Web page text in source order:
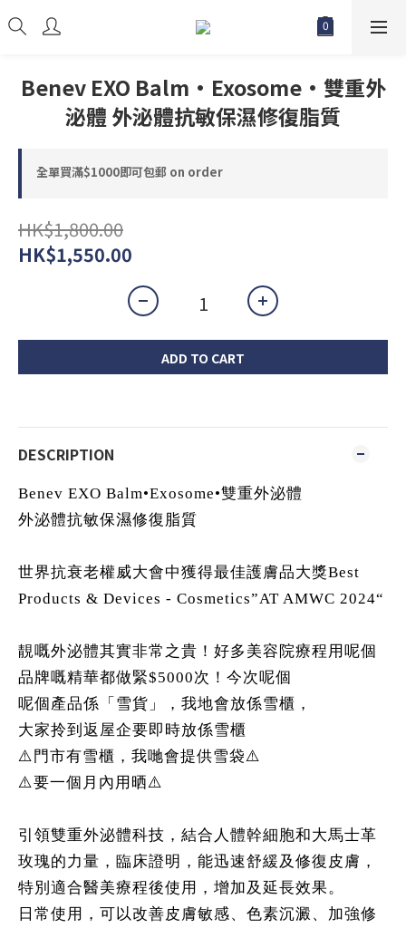
Benev EXO Balm•Exosome•雙重外
泌體 外泌體抗敏保濕修復脂質
全單買滿$1000即可包郵 on order
HK$1,800.00
HK$1,550.00
ADD TO CART
DESCRIPTION
Benev EXO Balm•Exosome•雙重外泌體
外泌體抗敏保濕修復脂質
世界抗衰老權威大會中獲得最佳護膚品大獎Best
Products & Devices - Cosmetics”AT AMWC 2024“
靚嘅外泌體其實非常之貴！好多美容院療程用呢個
品牌嘅精華都做緊$5000次！今次呢個
呢個產品係「雪貨」，我地會放係雪櫃，
大家拎到返屋企要即時放係雪櫃
⚠️門市有雪櫃，我哋會提供雪袋⚠️
⚠️要一個月內用晒⚠️
引領雙重外泌體科技，結合人體幹細胞和大馬士革
玫瑰的力量，臨床證明，能迅速舒緩及修復皮膚，
特別適合醫美療程後使用，增加及延長效果。
日常使用，可以改善皮膚敏感、色素沉澱、加強修